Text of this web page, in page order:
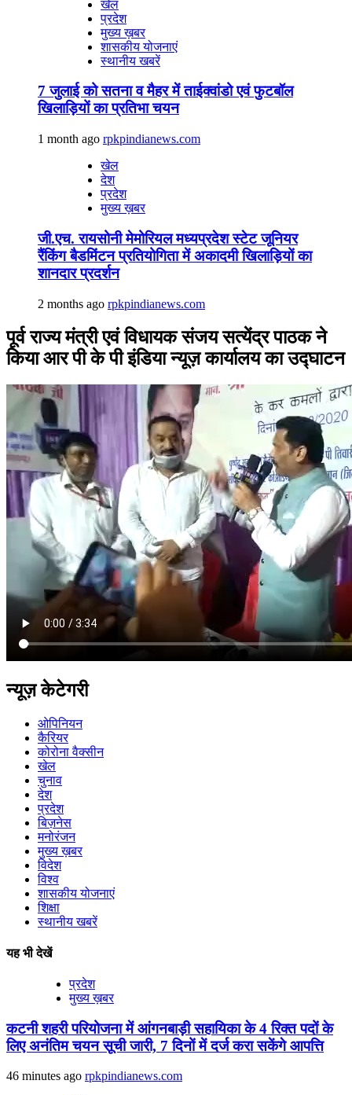
खेल
प्रदेश
मुख्य ख़बर
शासकीय योजनाएं
स्थानीय खबरें
7 जुलाई को सतना व मैहर में ताईक्वांडो एवं फुटबॉल
खिलाड़ियों का प्रतिभा चयन
1 month ago rpkpindianews.com
खेल
देश
प्रदेश
मुख्य ख़बर
जी.एच. रायसोनी मेमोरियल मध्यप्रदेश स्टेट जूनियर
रैंकिंग बैडमिंटन प्रतियोगिता में अकादमी खिलाड़ियों का
शानदार प्रदर्शन
2 months ago rpkpindianews.com
पूर्व राज्य मंत्री एवं विधायक संजय सत्येंद्र पाठक ने
किया आर पी के पी इंडिया न्यूज़ कार्यालय का उद्घाटन
न्यूज़ केटेगरी
ओपिनियन
कैरियर
कोरोना वैक्सीन
खेल
चुनाव
देश
प्रदेश
बिज़नेस
मनोरंजन
मुख्य ख़बर
विदेश
विश्व
शासकीय योजनाएं
शिक्षा
स्थानीय खबरें
यह भी देखें
प्रदेश
मुख्य ख़बर
कटनी शहरी परियोजना में आंगनबाड़ी सहायिका के 4 रिक्‍त पदों के
लिए अनंतिम चयन सूची जारी, 7 दिनों में दर्ज करा सकेंगे आपत्ति
46 minutes ago rpkpindianews.com